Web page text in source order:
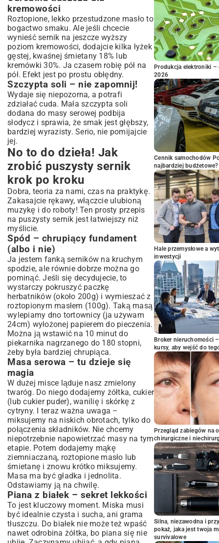
kremowości
Roztopione, lekko przestudzone masło to
bogactwo smaku. Ale jeśli chcecie
wynieść sernik na jeszcze wyższy
poziom kremowości, dodajcie kilka łyżek
gęstej, kwaśnej śmietany 18% lub
kremówki 30%. Ja czasem robię pół na
pół. Efekt jest po prostu obłędny.
Szczypta soli – nie zapomnij!
Wydaje się niepozorna, a potrafi
zdziałać cuda. Mała szczypta soli
dodana do masy serowej podbija
słodycz i sprawia, że smak jest głębszy,
bardziej wyrazisty. Serio, nie pomijajcie
jej.
No to do dzieła! Jak
zrobić puszysty sernik
krok po kroku
Dobra, teoria za nami, czas na praktykę.
Zakasajcie rękawy, włączcie ulubioną
muzykę i do roboty! Ten prosty przepis
na puszysty sernik jest łatwiejszy niż
myślicie.
Spód – chrupiący fundament
(albo i nie)
Ja jestem fanką serników na kruchym
spodzie, ale równie dobrze można go
pominąć. Jeśli się decydujecie, to
wystarczy pokruszyć paczkę
herbatników (około 200g) i wymieszać z
roztopionym masłem (100g). Taką masą
wylepiamy dno tortownicy (ja używam
24cm) wyłożonej papierem do pieczenia.
Można ją wstawić na 10 minut do
piekarnika nagrzanego do 180 stopni,
żeby była bardziej chrupiąca.
Masa serowa – tu dzieje się
magia
W dużej misce ląduje nasz zmielony
twaróg. Do niego dodajemy żółtka, cukier
(lub cukier puder), wanilię i skórkę z
cytryny. I teraz ważna uwaga –
miksujemy na niskich obrotach, tylko do
połączenia składników. Nie chcemy
niepotrzebnie napowietrzać masy na tym
etapie. Potem dodajemy mąkę
ziemniaczaną, roztopione masło lub
śmietanę i znowu krótko miksujemy.
Masa ma być gładka i jednolita.
Odstawiamy ją na chwilę.
Piana z białek – sekret lekkości
To jest kluczowy moment. Miska musi
być idealnie czysta i sucha, ani grama
tłuszczu. Do białek nie może też wpaść
nawet odrobina żółtka, bo piana się nie
Produkcja elektroniki –
2026
Cennik samochodów
najbardziej budżetowe?
Hale przemysłowe a
inwestycji
Broker nieruchomości
kursy, aby wejść do
Przegląd zabiegów na
chirurgiczne i
Silna, niezawodna i
pokaż, jaka jest twoja
survivalowe